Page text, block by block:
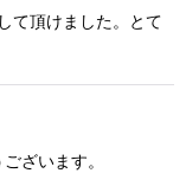
て頂けました。とて
ざいます。